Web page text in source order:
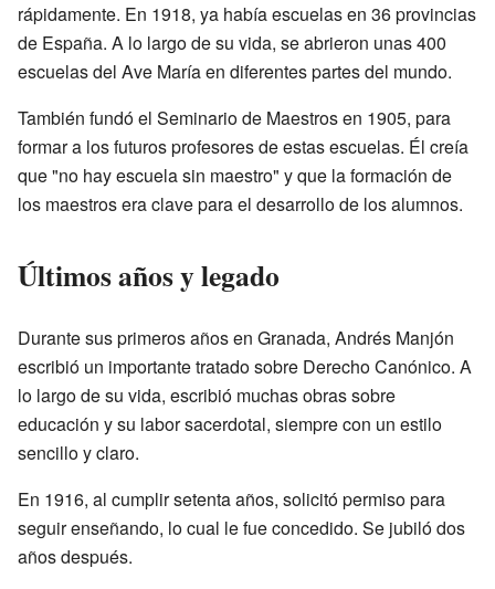
rápidamente. En 1918, ya había escuelas en 36 provincias
de España. A lo largo de su vida, se abrieron unas 400
escuelas del Ave María en diferentes partes del mundo.
También fundó el Seminario de Maestros en 1905, para
formar a los futuros profesores de estas escuelas. Él creía
que "no hay escuela sin maestro" y que la formación de
los maestros era clave para el desarrollo de los alumnos.
Últimos años y legado
Durante sus primeros años en Granada, Andrés Manjón
escribió un importante tratado sobre Derecho Canónico. A
lo largo de su vida, escribió muchas obras sobre
educación y su labor sacerdotal, siempre con un estilo
sencillo y claro.
En 1916, al cumplir setenta años, solicitó permiso para
seguir enseñando, lo cual le fue concedido. Se jubiló dos
años después.